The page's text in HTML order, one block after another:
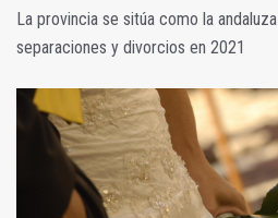
La provincia se sitúa como la
separaciones y divorcios en 2021